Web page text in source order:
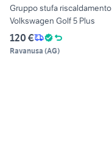
Gruppo stufa riscaldamento
Volkswagen Golf 5 Plus
120 €
Ravanusa (AG)